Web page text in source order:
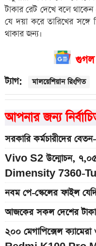
টাকার রেট দেখে বলে
যে দয়া করে তারিখের সঙ্গে
থাকার জন্য।
ট্যাগ: মালয়েশিয়ান রিংগিত
আপনার জন্য
সরকারি কর্মচারীদের
Vivo S2 উন্মোচন,
Dimensity 7360-
নবম পে-স্কেলের ফাইল
আজকের সকল দেশের
২০০ মেগাপিক্সেল